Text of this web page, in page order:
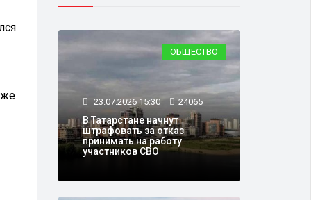
ОБЩЕСТВО
23.07.2026 15:30 24065
В Татарстане начнут
штрафовать за отказ
принимать на работу
участников СВО